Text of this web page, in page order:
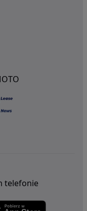
telefonie